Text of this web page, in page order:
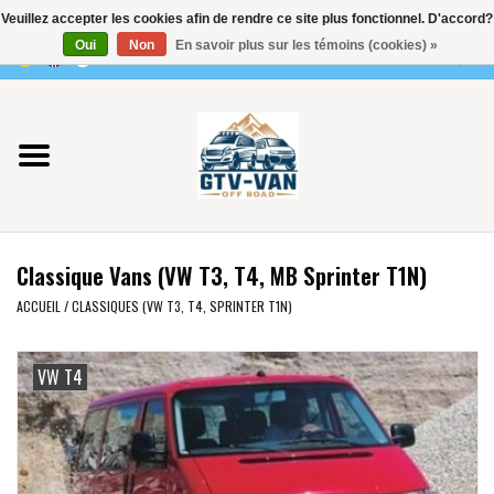
0 Articles - €0,00
Utilisez
les
flèches
haut
et
bas
pour
résultat
disponible.
sur
Entrée
pour
accéder
au
Vito / classe V - 447
Viano /Vito 639
VW T7 2025
VW T6
VW T5
VW CRAFTER / MAN TGE
Classique Vans (VW T3, T4, MB Sprinter T1N)
ACCUEIL /CLASSIQUES (VW T3, T4, SPRINTER T1N)
VW T4
Veuillez accepter les cookies afin de rendre ce site plus fonctionnel. D'accord?
Oui
Non En savoir plus sur les témoins (cookies) »